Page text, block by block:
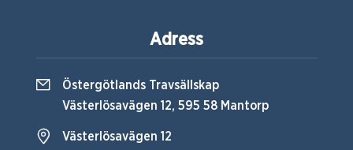
Adress
Östergötlands Travsällskap
Västerlösavägen 12, 595 58 Mantorp
Västerlösavägen 12